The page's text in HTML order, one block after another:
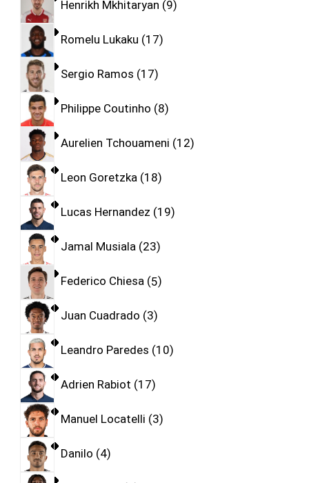
Henrikh Mkhitaryan 9
Romelu Lukaku 17
Sergio Ramos 17
Philippe Coutinho 8
Aurelien Tchouameni 12
Leon Goretzka 18
Lucas Hernandez 19
Jamal Musiala 23
Federico Chiesa 5
Juan Cuadrado 3
Leandro Paredes 10
Adrien Rabiot 17
Manuel Locatelli 3
Danilo 4